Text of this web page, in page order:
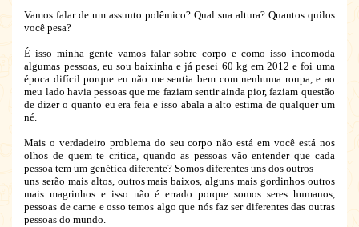
Vamos falar de um assunto polêmico? Qual sua altura? Quantos quilos
você pesa?
É isso minha gente vamos falar sobre corpo e como isso incomoda
algumas pessoas, eu sou baixinha e já pesei 60 kg em 2012 e foi uma
época difícil porque eu não me sentia bem com nenhuma roupa, e ao
meu lado havia pessoas que me faziam sentir ainda pior, faziam questão
de dizer o quanto eu era feia e isso abala a alto estima de qualquer um
né.
Mais o verdadeiro problema do seu corpo não está em você está nos
olhos de quem te critica, quando as pessoas vão entender que cada
pessoa tem um genética diferente? Somos diferentes uns dos outros
uns serão mais altos, outros mais baixos, alguns mais gordinhos outros
mais magrinhos e isso não é errado porque somos seres humanos,
pessoas de carne e osso temos algo que nós faz ser diferentes das outras
pessoas do mundo.